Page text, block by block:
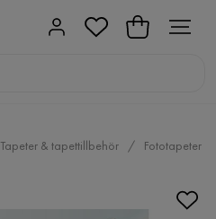
Tapeter & tapettillbehör Fototapeter